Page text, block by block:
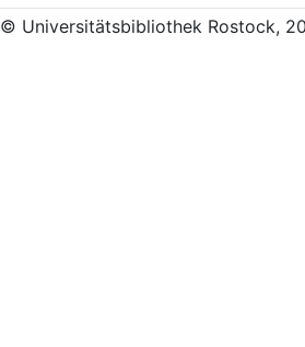
© Universitätsbibliothek Rostock,